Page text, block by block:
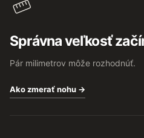
Správna veľkosť
Pár milimetrov môže rozhodnúť.
Ako zmerať nohu →